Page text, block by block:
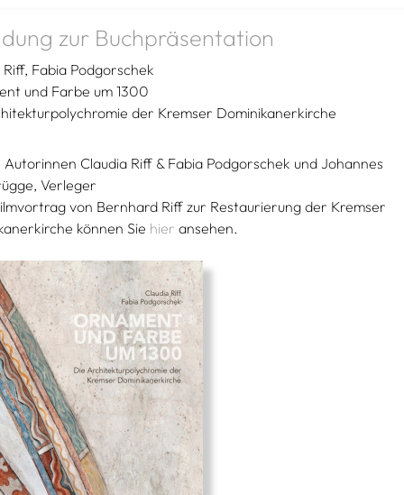
zur Buchpräsentation
Riff Fabia Podgorschek
und Farbe um 1300
der Kremser Dominikanerkirche
Claudia Riff & Fabia Podgorschek und Johannes
Verleger
von Bernhard Riff zur Restaurierung der Kremser
können Sie hier ansehen.